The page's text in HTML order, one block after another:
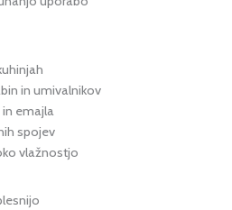
in umivalnikov
in emajla
spojev
vlažnostjo